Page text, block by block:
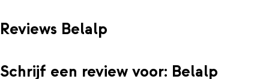
Reviews Belalp
Schrijf een review voor: Belalp